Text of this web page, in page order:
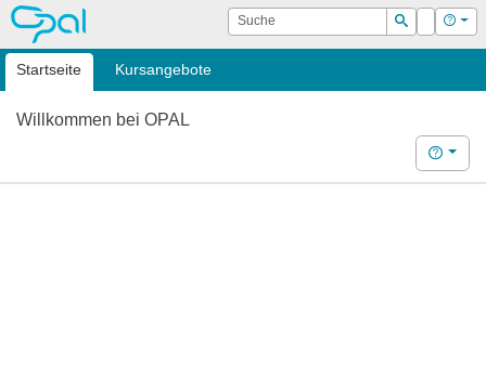
OPAL Suche
Suchen
Login Hilfe
Startseite Kursangebote
Willkommen bei OPAL
Hilfe